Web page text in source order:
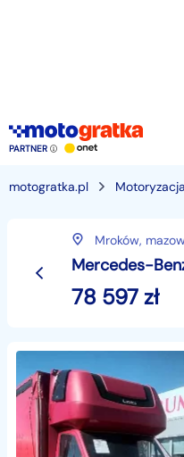
PARTNER
motogratka.pl Motoryzacja
Mroków,
Mercedes-
78 597zł